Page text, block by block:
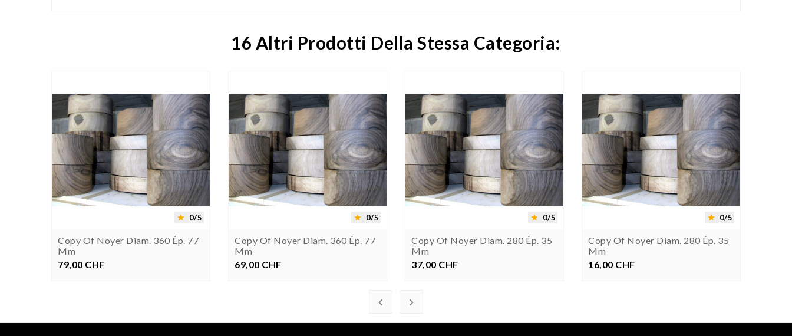
16 Altri Prodotti Della Stessa Categoria:
 0/5
Copy Of Noyer Diam. 360 Ép. 77
Mm
Prezzo
79,00 CHF
 
 0/5
Copy Of Noyer Diam. 360 Ép. 77
Mm
Prezzo
69,00 CHF
 
 0/5
Copy Of Noyer Diam. 280 Ép. 35
Mm
Prezzo
37,00 CHF
 
 0/5
Copy Of Noyer Diam. 280 Ép. 35
Mm
Prezzo
16,00 CHF
 
 